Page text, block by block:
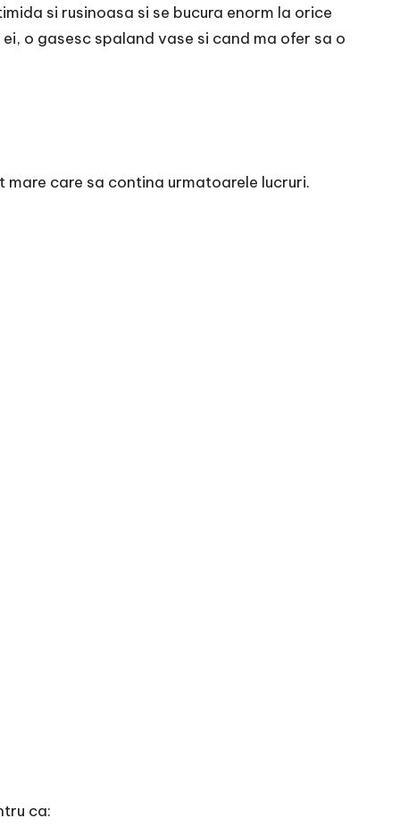
si rusinoasa si se bucura enorm la orice
o gasesc spaland vase si cand ma ofer sa o
care sa contina urmatoarele lucruri.
ca: